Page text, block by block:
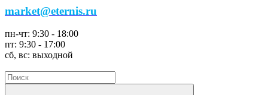
market@eternis.ru
пн-чт: 9:30 - 18:00
пт: 9:30 - 17:00
сб, вс: выходной